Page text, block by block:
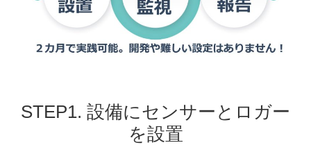
STEP1. 設備にセンサーとロガー
を設置